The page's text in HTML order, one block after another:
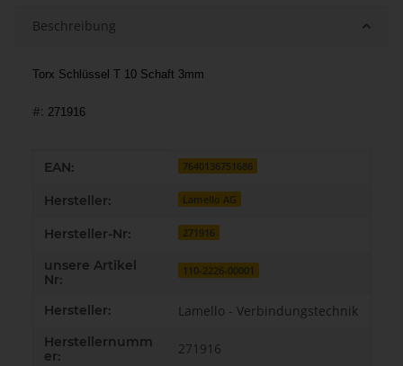
Beschreibung
Torx Schlüssel T 10 Schaft 3mm
#: 271916
Produkteigenschaft
Wert
EAN: 7640136751686
Hersteller: Lamello AG
Hersteller-Nr: 271916
unsere Artikel
Nr:
110-2226-00001
Hersteller: Lamello - Verbindungstechnik
Herstellernumm
er:
271916